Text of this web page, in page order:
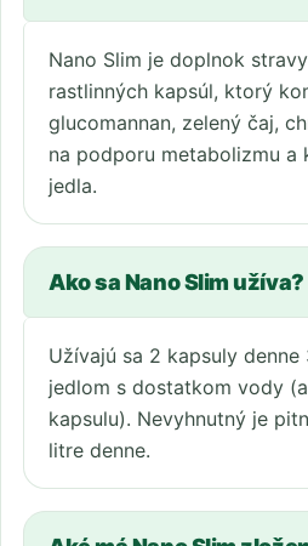
Nano Slim je doplnok
rastlinných kapsúl, ktorý
glucomannan, zelený čaj,
na podporu metabolizmu a
jedla.
Ako sa Nano Slim užíva?
Užívajú sa 2 kapsuly
jedlom s dostatkom vody
kapsulu). Nevyhnutný je
litre denne.